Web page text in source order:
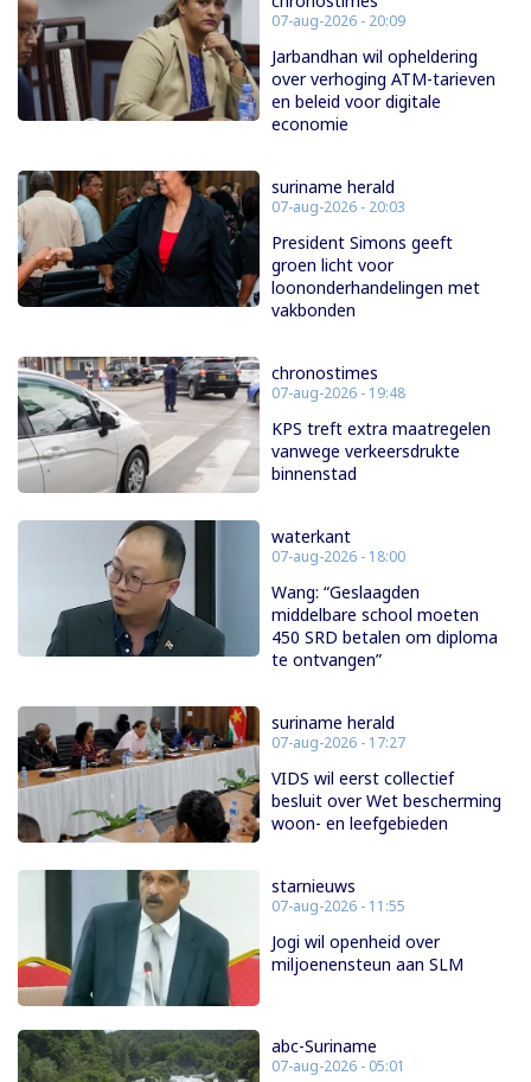
07-aug-2026 - 20:09
Jarbandhan wil opheldering
over verhoging ATM-tarieven
en beleid voor digitale
economie
suriname herald
07-aug-2026 - 20:03
President Simons geeft
groen licht voor
loononderhandelingen met
vakbonden
chronostimes
07-aug-2026 - 19:48
KPS treft extra maatregelen
vanwege verkeersdrukte
binnenstad
waterkant
07-aug-2026 - 18:00
Wang: “Geslaagden
middelbare school moeten
450 SRD betalen om diploma
te ontvangen”
suriname herald
07-aug-2026 - 17:27
VIDS wil eerst collectief
besluit over Wet bescherming
woon- en leefgebieden
starnieuws
07-aug-2026 - 11:55
Jogi wil openheid over
miljoenensteun aan SLM
abc-Suriname
07-aug-2026 - 05:01